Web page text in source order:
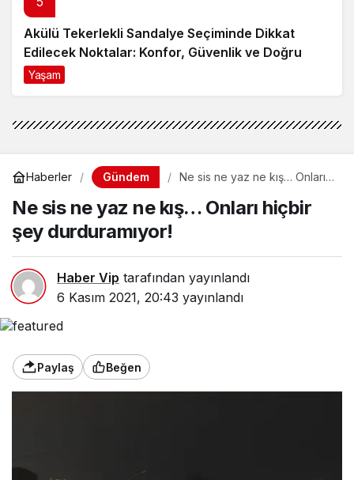
Akülü Tekerlekli Sandalye Seçiminde Dikkat
Edilecek Noktalar: Konfor, Güvenlik ve Doğru
Model Tercihi
Yaşam
Haberler Gündem
Ne sis ne yaz ne kış… Onları
Ne sis ne yaz ne kış… Onları hiçbir
şey durduramıyor!
Haber Vip tarafından yayınlandı
6 Kasım 2021, 20:43 yayınlandı
Paylaş Beğen